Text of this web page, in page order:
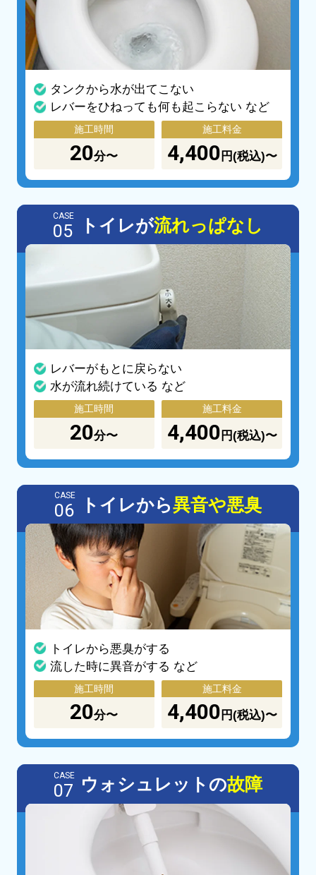
タンクから水が出てこない
レバーをひねっても何も起こらない など
施工時間
20分〜
施工料金
4,400 円(税込)〜
CASE
05 トイレが流れっぱなし
レバーがもとに戻らない
水が流れ続けている など
施工時間
20分〜
施工料金
4,400 円(税込)〜
CASE
06 トイレから異音や悪臭
トイレから悪臭がする
流した時に異音がする など
施工時間
20分〜
施工料金
4,400 円(税込)〜
CASE
07 ウォシュレットの故障